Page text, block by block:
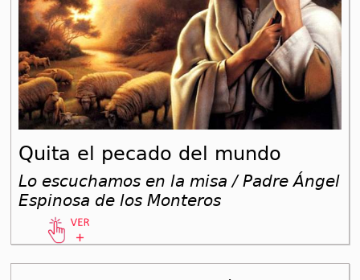
Quita el pecado del mundo
Lo escuchamos en la misa / Padre Ángel
Espinosa de los Monteros